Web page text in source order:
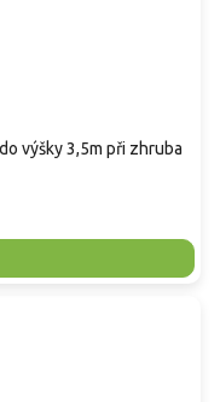
výšky 3,5m při zhruba